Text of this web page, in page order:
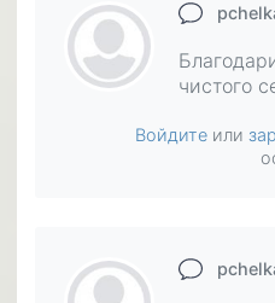
чистого
Войдите или